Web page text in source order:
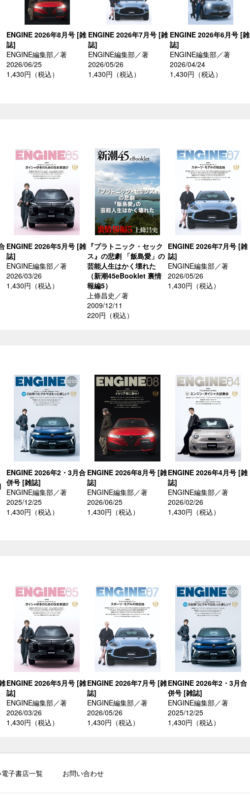
ENGINE 2026年8月号 [雑
誌]
ENGINE編集部／著
2026/06/25
1,430円（税込）
ENGINE 2026年7月号 [雑
誌]
ENGINE編集部／著
2026/05/26
1,430円（税込）
ENGINE 2026年6月号 [雑
誌]
ENGINE編集部／著
2026/04/24
1,430円（税込）
ENGINE 2026年5月号 [雑
誌]
ENGINE編集部／著
2026/03/26
1,430円（税込）
『プラトニック・セック
ス』の悲劇 「飯島愛」の
芸能人生はかく壊れた
（新潮45eBooklet 裏情
報編5）
上條昌史／著
2009/12/11
220円（税込）
ENGINE 2026年7月号 [雑
誌]
ENGINE編集部／著
2026/05/26
1,430円（税込）
ENGINE 2026年2・3月合
併号 [雑誌]
ENGINE編集部／著
2025/12/25
1,430円（税込）
ENGINE 2026年8月号 [雑
誌]
ENGINE編集部／著
2026/06/25
1,430円（税込）
ENGINE 2026年4月号 [雑
誌]
ENGINE編集部／著
2026/02/26
1,430円（税込）
ENGINE 2026年5月号 [雑
誌]
ENGINE編集部／著
2026/03/26
1,430円（税込）
ENGINE 2026年7月号 [雑
誌]
ENGINE編集部／著
2026/05/26
1,430円（税込）
ENGINE 2026年2・3月合
併号 [雑誌]
ENGINE編集部／著
2025/12/25
1,430円（税込）
子書店一覧 お問い合わせ